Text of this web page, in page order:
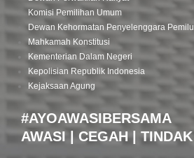
Komisi Pemilihan Umum
Dewan Kehormatan Penyelenggara Pemilu
Mahkamah Konstitusi
Kementerian Dalam Negeri
Kepolisian Republik Indonesia
Kejaksaan Agung
#AYOAWASIBERSAMA
AWASI | CEGAH | TINDAK